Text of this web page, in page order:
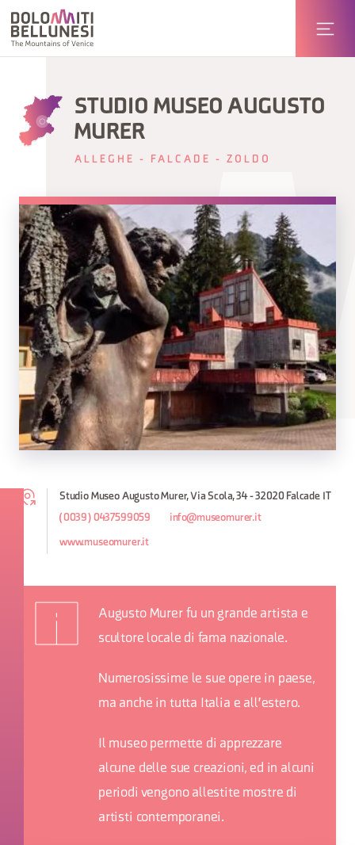
STUDIO MUSEO AUGUSTO
MURER
ALLEGHE - FALCADE - ZOLDO
Studio Museo Augusto Murer, Via Scola, 34 - 32020 Falcade IT
(0039) 0437599059 info@museomurer.it
www.museomurer.it
Augusto Murer fu un grande artista e
scultore locale di fama nazionale.
Numerosissime le sue opere in paese,
ma anche in tutta Italia e all'estero.
Il museo permette di apprezzare
alcune delle sue creazioni, ed in alcuni
periodi vengono allestite mostre di
artisti contemporanei.